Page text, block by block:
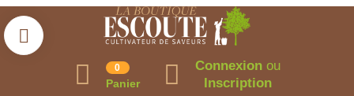
0
Panier
Connexion ou
Inscription